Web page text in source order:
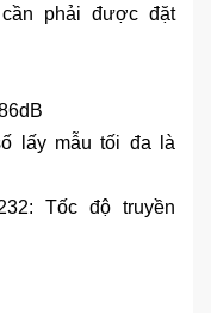
phải được đặt
lấy mẫu tối đa là
Tốc độ truyền